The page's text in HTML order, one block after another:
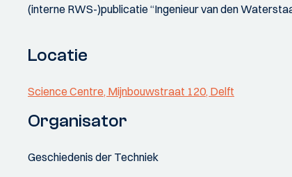
(interne RWS-)publicatie “Ingenieur van den
Locatie
Science Centre, Mijnbouwstraat 120, Delft
Organisator
Geschiedenis der Techniek